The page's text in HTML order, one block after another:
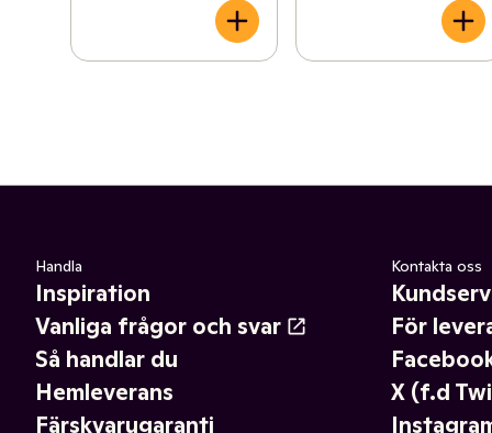
Handla
Inspiration
Vanliga frågor och svar
Så handlar du
Hemleverans
Färskvarugaranti
Kontakta oss
För
X (f.d